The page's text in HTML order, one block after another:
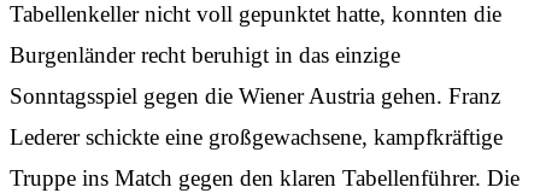
Tabellenkeller nicht voll gepunktet hatte, konnten die
Burgenländer recht beruhigt in das einzige
Sonntagsspiel gegen die Wiener Austria gehen. Franz
Lederer schickte eine großgewachsene, kampfkräftige
Truppe ins Match gegen den klaren Tabellenführer. Die